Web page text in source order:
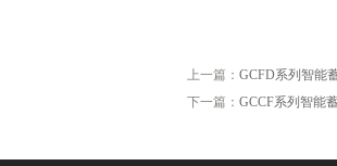
上一篇： GCFD系列智能
下一篇： GCCF系列智能